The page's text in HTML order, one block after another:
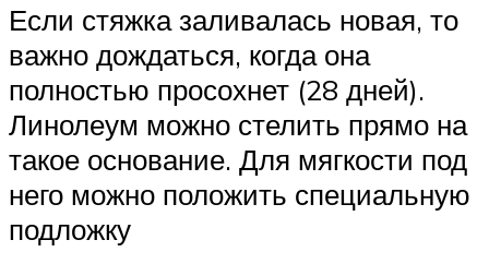
Если стяжка заливалась новая, то
важно дождаться, когда она
полностью просохнет (28 дней).
Линолеум можно стелить прямо на
такое основание. Для мягкости под
него можно положить специальную
подложку